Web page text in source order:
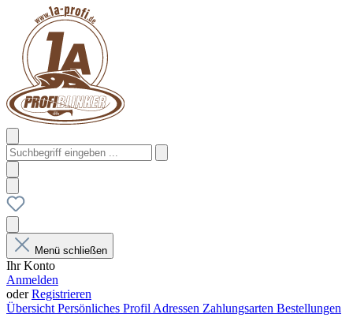
Menü schließen
Ihr Konto
Anmelden
oderRegistrieren
Übersicht Persönliches Profil Adressen Zahlungsarten Bestellungen